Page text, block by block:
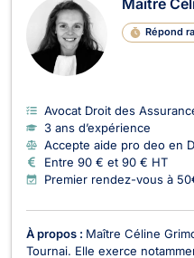
Répond
Avocat Droit des
3 ans d’expérience
Accepte aide pro deo en
Entre 90 € et 90 € HT
Premier rendez-vous à
À propos : Maître Céline
Tournai. Elle exerce